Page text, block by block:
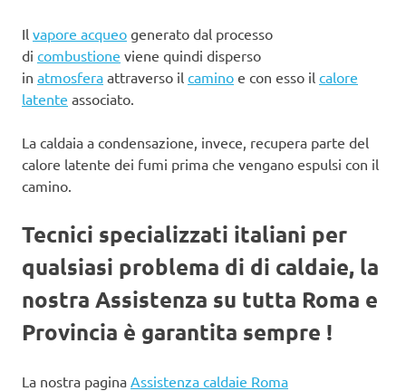
Il vapore acqueo generato dal processo
di combustione viene quindi disperso
in atmosfera attraverso il camino e con esso il calore
latente associato.
La caldaia a condensazione, invece, recupera parte del
calore latente dei fumi prima che vengano espulsi con il
camino.
Tecnici specializzati italiani per
qualsiasi problema di di caldaie, la
nostra Assistenza su tutta Roma e
Provincia è garantita sempre !
La nostra pagina Assistenza caldaie Roma